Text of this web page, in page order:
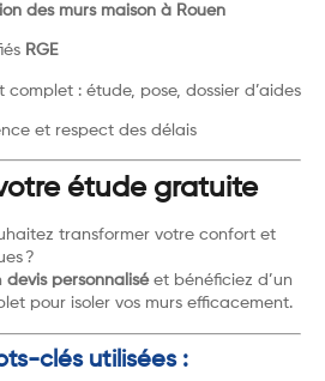
des murs maison à Rouen
RGE
: étude, pose, dossier d’aides
et respect des délais
étude gratuite
transformer votre confort et
?
devis personnaliséet bénéficiez d’un
pour isoler vos murs efficacement.
clés utilisées :